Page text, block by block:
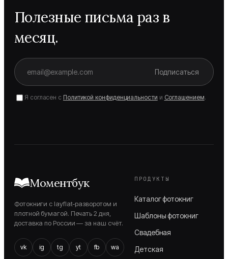
Полезные письма раз в
месяц.
Подписаться
Я согласен с Политикой конфиденциальности и Соглашением.
Моментбук
Фотокниги с layflat-разворотом и
плотной бумагой. Печать 2 дня,
доставка по России — за наш счёт.
vk ig tg yt fb wa
ПРОДУКТЫ
Каталог фотокниг
Шаблоны фотокниг
Свадебная
Детская